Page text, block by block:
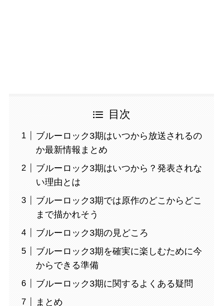
目次
ブルーロック3期はいつから放送されるの
か最新情報まとめ
ブルーロック3期はいつから？発表されな
い理由とは
ブルーロック3期では原作のどこからどこ
まで描かれそう
ブルーロック3期の見どころ
ブルーロック3期を確実に楽しむために今
からできる準備
ブルーロック3期に関するよくある疑問
まとめ